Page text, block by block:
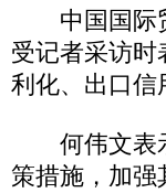
中国国际贸
受记者采访
利化、出口信
何伟文表示
策措施，加